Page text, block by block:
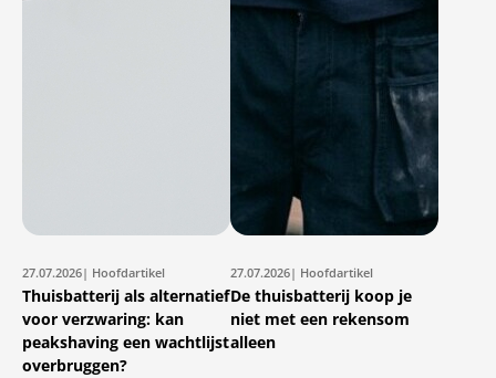
27.07.2026| Hoofdartikel
Thuisbatterij als alternatief
voor verzwaring: kan
peakshaving een wachtlijst
overbruggen?
27.07.2026| Hoofdartikel
De thuisbatterij koop je
niet met een rekensom
alleen